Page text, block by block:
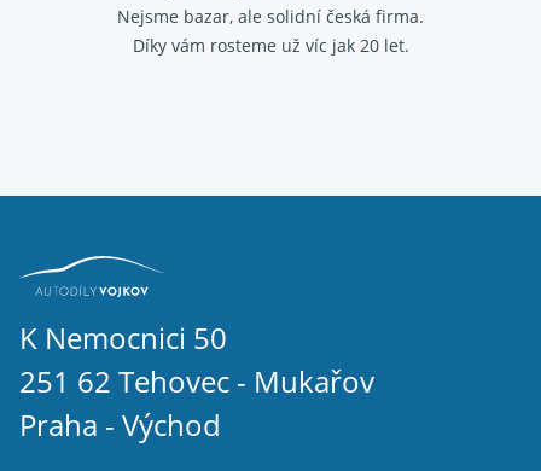
Nejsme bazar, ale solidní česká firma.
Díky vám rosteme už víc jak 20 let.
K Nemocnici 50
251 62 Tehovec - Mukařov
Praha - Východ